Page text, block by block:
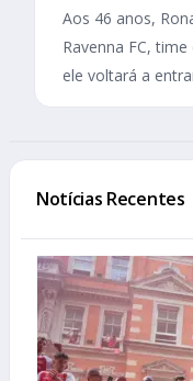
Aos 46 anos,
Ravenna FC,
ele voltará a
Notícias Recentes